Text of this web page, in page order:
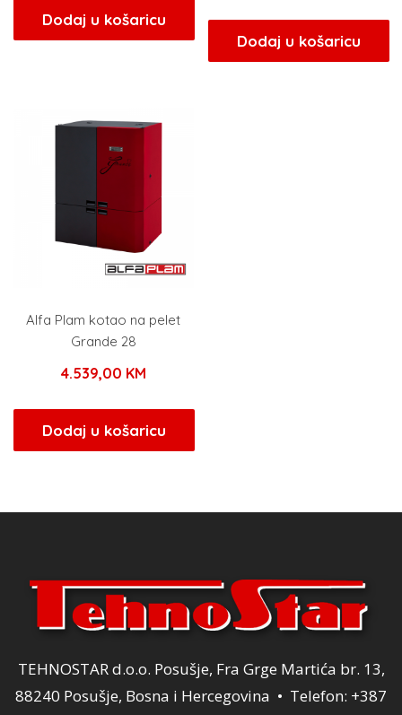
Dodaj u košaricu
Dodaj u košaricu
Alfa Plam kotao na pelet
Grande 28
4.539,00 KM
Dodaj u košaricu
TEHNOSTAR d.o.o. Posušje, Fra Grge Martića br. 13,
88240 Posušje, Bosna i Hercegovina • Telefon: +387